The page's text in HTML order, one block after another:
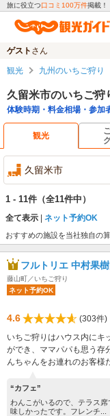
旅に役立つ口コミ100万件掲載！
ゲスト さん
観光 九州のいちご狩り
久留米市のいちご狩
体験時期・料金相場・参加
観光
久留米市
1 - 11件 （全11件中）
全て表示 ネット予約OK
おすすめの施設を当社独自の
フルトリエ 中村果樹
藤山町／いちご狩り
ネット予約OK
4.6
(303件)
いちご狩りはハウス内にキ
ができ、ママパパも思う存
んちゃんをお連れのお客様
“カフェ”
わんこがいるので、テラス
味しかったです。フレンチ...